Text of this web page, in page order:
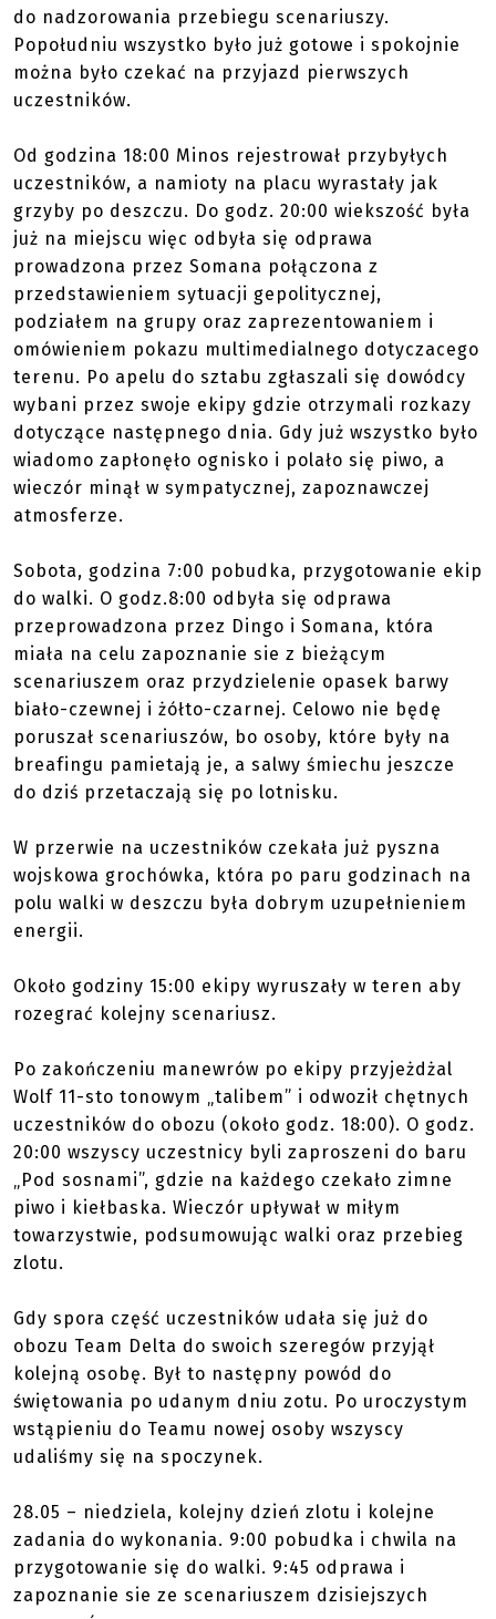
do nadzorowania przebiegu scenariuszy.
Popołudniu wszystko było już gotowe i spokojnie
można było czekać na przyjazd pierwszych
uczestników.
Od godzina 18:00 Minos rejestrował przybyłych
uczestników, a namioty na placu wyrastały jak
grzyby po deszczu. Do godz. 20:00 wiekszość była
już na miejscu więc odbyła się odprawa
prowadzona przez Somana połączona z
przedstawieniem sytuacji gepolitycznej,
podziałem na grupy oraz zaprezentowaniem i
omówieniem pokazu multimedialnego dotyczacego
terenu. Po apelu do sztabu zgłaszali się dowódcy
wybani przez swoje ekipy gdzie otrzymali rozkazy
dotyczące następnego dnia. Gdy już wszystko było
wiadomo zapłonęło ognisko i polało się piwo, a
wieczór minął w sympatycznej, zapoznawczej
atmosferze.
Sobota, godzina 7:00 pobudka, przygotowanie ekip
do walki. O godz.8:00 odbyła się odprawa
przeprowadzona przez Dingo i Somana, która
miała na celu zapoznanie sie z bieżącym
scenariuszem oraz przydzielenie opasek barwy
biało-czewnej i żółto-czarnej. Celowo nie będę
poruszał scenariuszów, bo osoby, które były na
breafingu pamietają je, a salwy śmiechu jeszcze
do dziś przetaczają się po lotnisku.
W przerwie na uczestników czekała już pyszna
wojskowa grochówka, która po paru godzinach na
polu walki w deszczu była dobrym uzupełnieniem
energii.
Około godziny 15:00 ekipy wyruszały w teren aby
rozegrać kolejny scenariusz.
Po zakończeniu manewrów po ekipy przyjeżdżal
Wolf 11-sto tonowym „talibem” i odwoził chętnych
uczestników do obozu (około godz. 18:00). O godz.
20:00 wszyscy uczestnicy byli zaproszeni do baru
„Pod sosnami”, gdzie na każdego czekało zimne
piwo i kiełbaska. Wieczór upływał w miłym
towarzystwie, podsumowując walki oraz przebieg
zlotu.
Gdy spora część uczestników udała się już do
obozu Team Delta do swoich szeregów przyjął
kolejną osobę. Był to następny powód do
świętowania po udanym dniu zotu. Po uroczystym
wstąpieniu do Teamu nowej osoby wszyscy
udaliśmy się na spoczynek.
28.05 – niedziela, kolejny dzień zlotu i kolejne
zadania do wykonania. 9:00 pobudka i chwila na
przygotowanie się do walki. 9:45 odprawa i
zapoznanie sie ze scenariuszem dzisiejszych